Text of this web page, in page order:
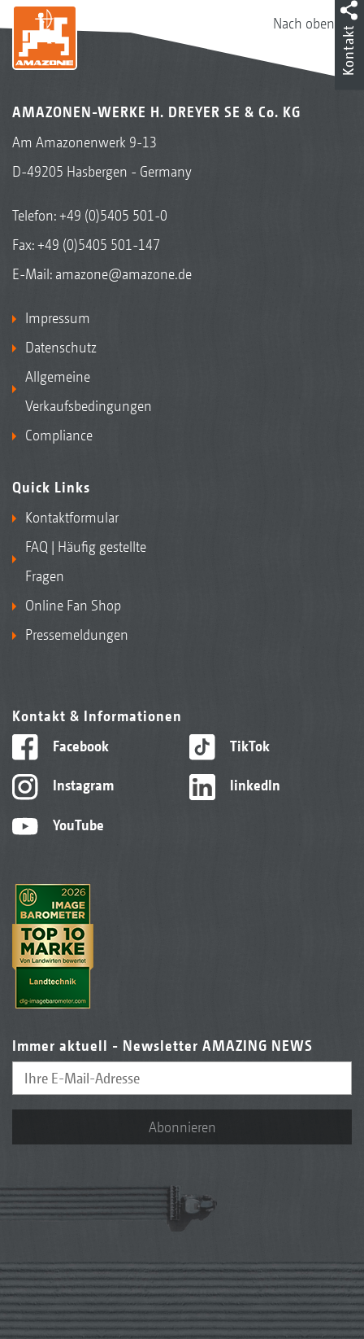
Nach oben
AMAZONEN-WERKE H. DREYER SE & Co. KG
Am Amazonenwerk 9-13
D-49205 Hasbergen - Germany
Telefon:+49 (0)5405 501-0
Fax: +49 (0)5405 501-147
E-Mail: amazone@amazone.de
Impressum
Datenschutz
Allgemeine
Verkaufsbedingungen
Compliance
Quick Links
Kontaktformular
FAQ | Häufig gestellte
Fragen
Online Fan Shop
Pressemeldungen
Kontakt & Informationen
Facebook
Instagram
YouTube
TikTok
linkedIn
Immer aktuell - Newsletter AMAZING NEWS
Abonnieren
Kontakt